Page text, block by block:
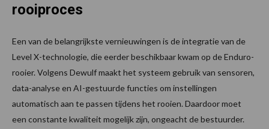
rooiproces
Een van de belangrijkste vernieuwingen is de integratie van de
Level X-technologie, die eerder beschikbaar kwam op de Enduro-
rooier. Volgens Dewulf maakt het systeem gebruik van sensoren,
data-analyse en AI-gestuurde functies om instellingen
automatisch aan te passen tijdens het rooien. Daardoor moet
een constante kwaliteit mogelijk zijn, ongeacht de bestuurder.